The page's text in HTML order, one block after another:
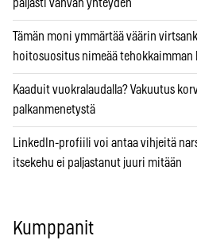
paljasti vahvan yhteyden
Tämän moni ymmärtää väärin
hoitosuositus nimeää tehokkaimman
Kaaduit vuokralaudalla? Vakuutus
palkanmenetystä
LinkedIn-profiili voi antaa vihjeitä
itsekehu ei paljastanut juuri mitään
Kumppanit